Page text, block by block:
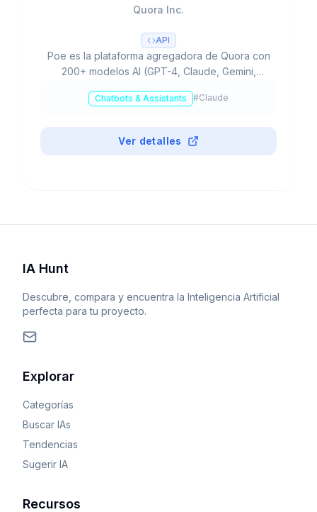
Quora Inc.
API
Poe es la plataforma agregadora de Quora con
200+ modelos AI (GPT-4, Claude, Gemini,
creadores, imagen/video/audio. Free a
Chatbots & Assistants #Claude
Ver detalles
IA Hunt
Descubre, compara y encuentra la Inteligencia Artificial
perfecta para tu proyecto.
Explorar
Categorías
Buscar IAs
Tendencias
Sugerir IA
Recursos